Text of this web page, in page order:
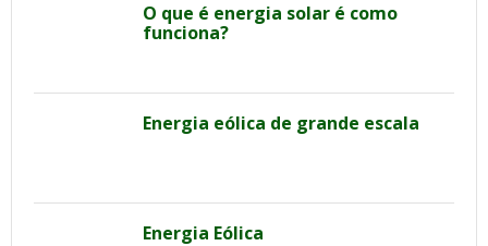
O que é energia solar é como
funciona?
Energia eólica de grande escala
Energia Eólica